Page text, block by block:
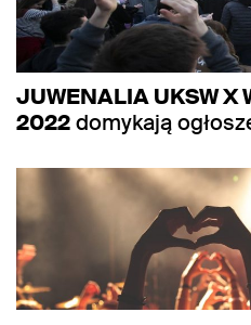
JUWENALIA UKSW X
2022domykają